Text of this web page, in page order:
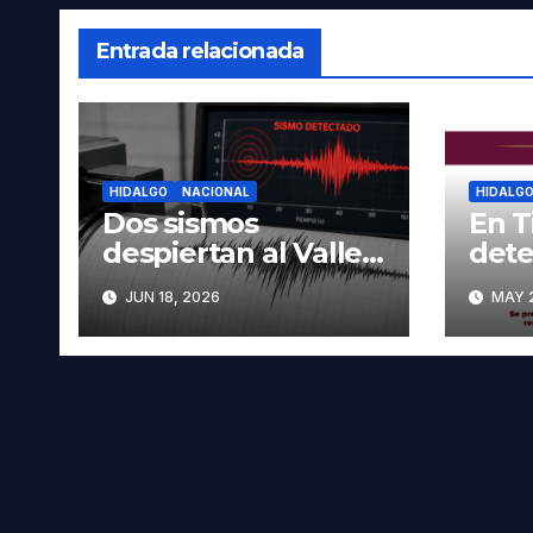
Entrada relacionada
HIDALGO NACIONAL
Dos sismos
despiertan al Valle
del Mezquital; no se
reportan daños en
Hidalgo
JUN 18, 2026
HIDALGO
En
MAY